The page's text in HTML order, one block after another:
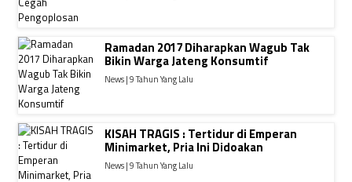
Ramadan 2017 Diharapkan Wagub Tak
Bikin Warga Jateng Konsumtif
News | 9 Tahun Yang Lalu
KISAH TRAGIS : Tertidur di Emperan
Minimarket, Pria Ini Didoakan
News | 9 Tahun Yang Lalu